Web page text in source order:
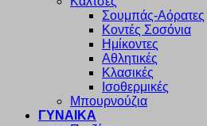
Σουμπάς-Αόρατες
Κοντές Σοσόνια
Ημίκοντες
Αθλητικές
Κλασικές
Ισοθερμικές
Μπουρνούζια
ΓΥΝΑΙΚΑ